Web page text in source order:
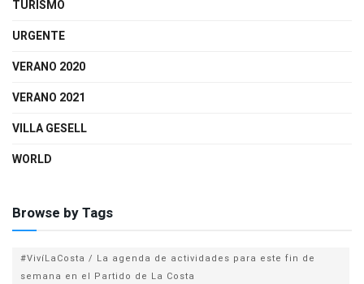
TURISMO
URGENTE
VERANO 2020
VERANO 2021
VILLA GESELL
WORLD
Browse by Tags
#VivíLaCosta / La agenda de actividades para este fin de
semana en el Partido de La Costa